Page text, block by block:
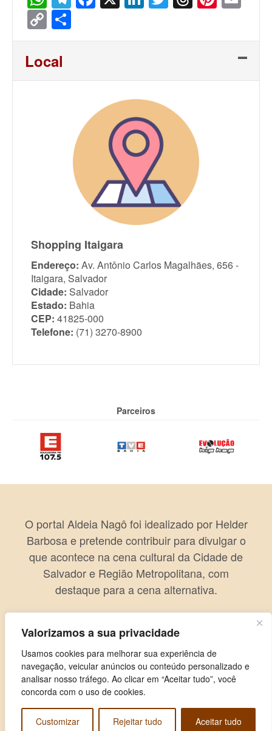
Valorizamos a sua privacidade
Usamos cookies para melhorar sua experiência de
navegação, veicular anúncios ou conteúdo personalizado e
analisar nosso tráfego. Ao clicar em “Aceitar tudo”, você
concorda com o uso de cookies.
Customizar Rejeitar tudo Aceitar tudo
Copy
Link
Local
Shopping Itaigara
Endereço: Av. Antônio Carlos Magalhães, 656 -
Itaigara, Salvador
Cidade: Salvador
Estado: Bahia
CEP: 41825-000
Telefone: (71) 3270-8900
Parceiros
O portal Aldeia Nagô foi idealizado por Helder
Barbosa e pretende contribuir para divulgar o
que acontece na cena cultural da Cidade de
Salvador e Região Metropolitana, com
destaque para a cena alternativa.